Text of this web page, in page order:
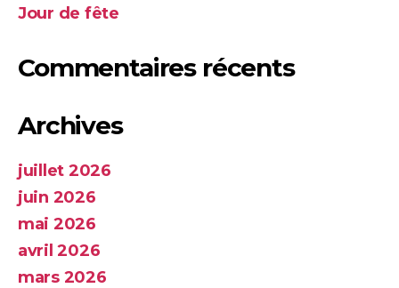
Jour de fête
Commentaires récents
Archives
juillet 2026
juin 2026
mai 2026
avril 2026
mars 2026